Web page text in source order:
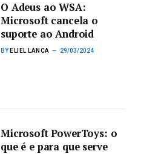
O Adeus ao WSA:
Microsoft cancela o
suporte ao Android
BY ELIEL LANCA 29/03/2024
Microsoft PowerToys: o
que é e para que serve